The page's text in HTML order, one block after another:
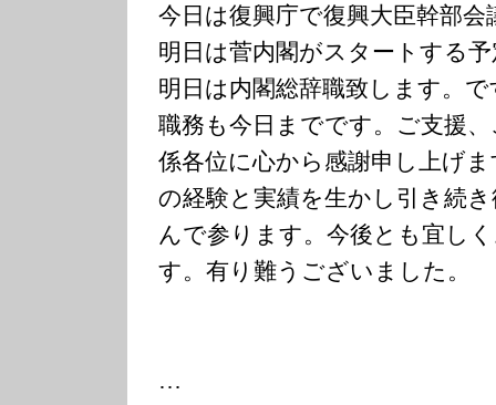
今日は復興庁で復興大臣幹部
明日は菅内閣がスタートする
明日は内閣総辞職致します。
職務も今日までです。ご支援
係各位に心から感謝申し上げ
の経験と実績を生かし引き続
んで参ります。今後とも宜し
す。有り難うございました。
…